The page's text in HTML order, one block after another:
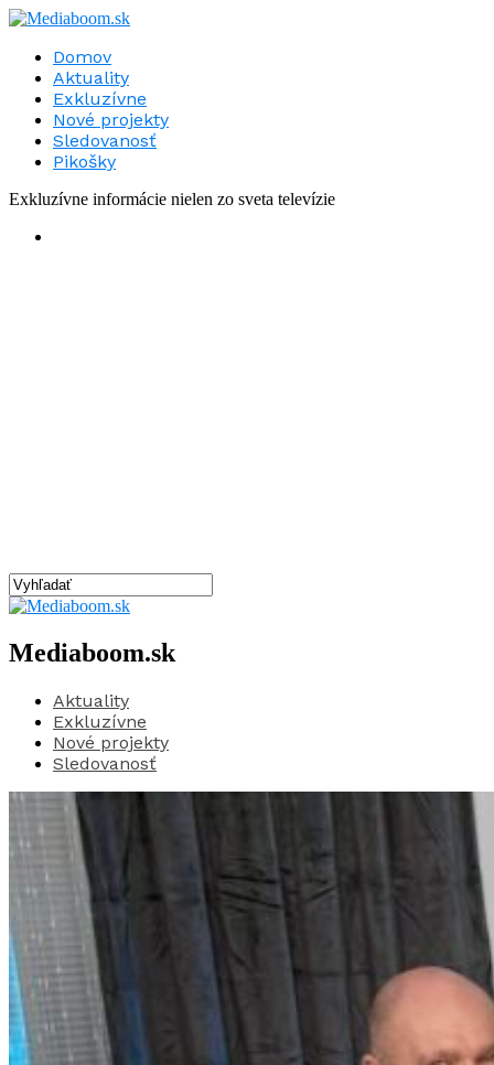
Domov
Aktuality
Exkluzívne
Nové projekty
Sledovanosť
Pikošky
Exkluzívne informácie nielen zo sveta televízie
Mediaboom.sk
Aktuality
Exkluzívne
Nové projekty
Sledovanosť